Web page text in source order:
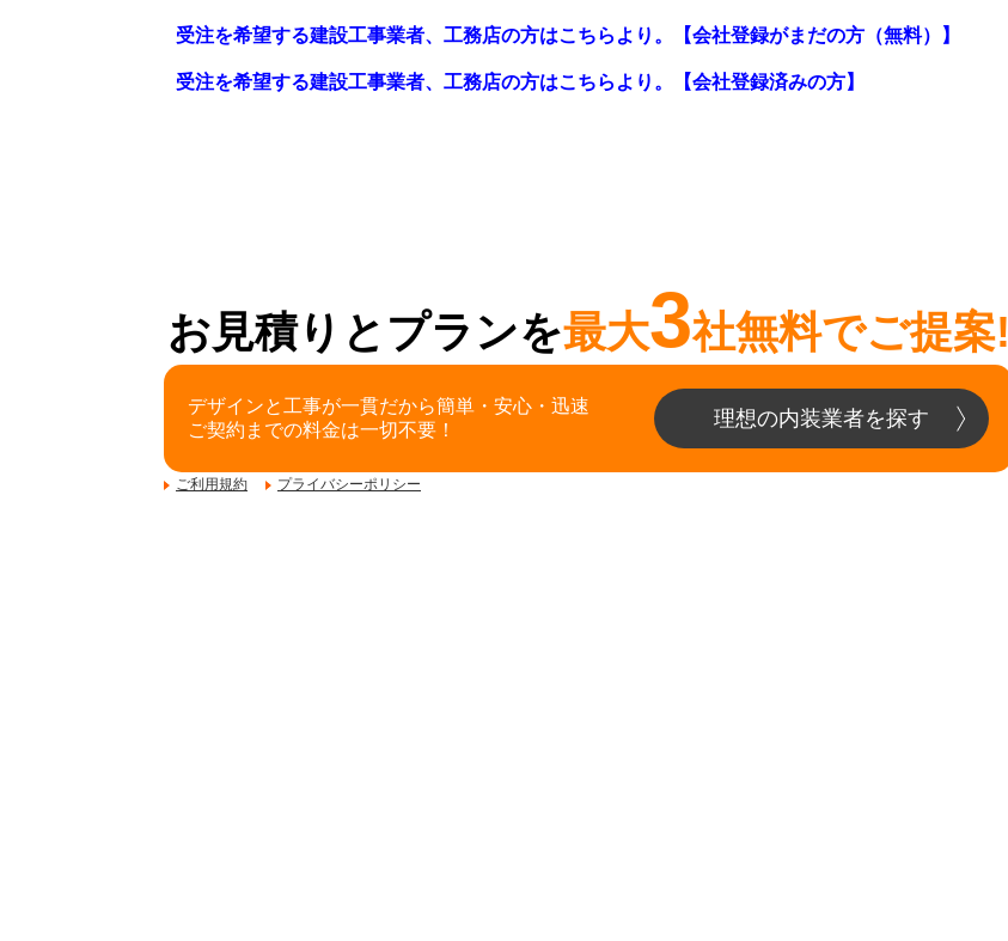
受注を希望する建設工事業者、工務店の方はこちらより。【会社登録がまだの方（無料）】
受注を希望する建設工事業者、工務店の方はこちらより。【会社登録済みの方】
お見積りとプランを最大3社無料でご提案!
デザインと工事が一貫だから簡単・安心・迅速
ご契約までの料金は一切不要！
理想の内装業者を探す
ご利用規約 プライバシーポリシー